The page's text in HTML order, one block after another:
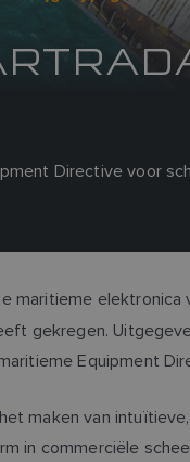
Directive voor
maritieme
gekregen.
Equipment
maken van
in commerciële